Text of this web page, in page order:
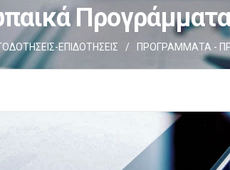
ΕΠΙΔΟΤΗΣΕΙΣ / ΠΡΟΓΡΑΜΜΑΤΑ -